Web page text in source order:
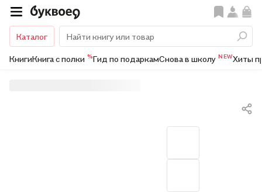
Каталог
КнигиКнига с полки %Гид по подаркамСнова в школу NEWХиты